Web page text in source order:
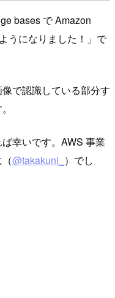
bases で Amazon
うになりました！」で
で認識している部分す
幸いです。AWS 事業
@takakuni_ ）でし